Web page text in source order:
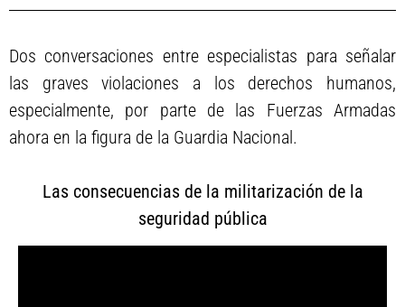
Dos conversaciones entre especialistas para señalar
las graves violaciones a los derechos humanos,
especialmente, por parte de las Fuerzas Armadas
ahora en la figura de la Guardia Nacional.
Las consecuencias de la militarización de la
seguridad pública